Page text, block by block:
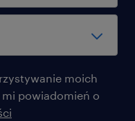
moich
mi powiadomień o